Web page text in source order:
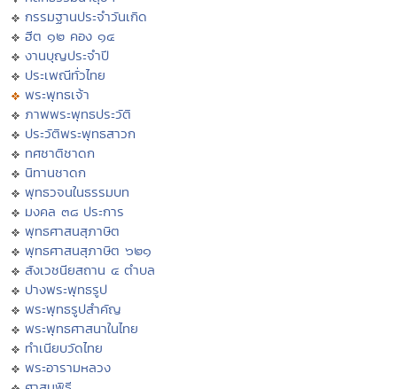
กรรมฐานประจำวันเกิด
ฮีต ๑๒ คอง ๑๔
งานบุญประจำปี
ประเพณีทั่วไทย
พระพุทธเจ้า
ภาพพระพุทธประวัติ
ประวัติพระพุทธสาวก
ทศชาติชาดก
นิทานชาดก
พุทธวจนในธรรมบท
มงคล ๓๘ ประการ
พุทธศาสนสุภาษิต
พุทธศาสนสุภาษิต ๖๒๑
สังเวชนียสถาน ๔ ตำบล
ปางพระพุทธรูป
พระพุทธรูปสำคัญ
พระพุทธศาสนาในไทย
ทำเนียบวัดไทย
พระอารามหลวง